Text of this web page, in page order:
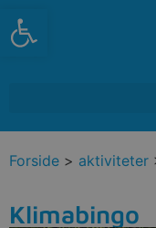
Open toolbar
Forside > aktiviteter
Klimabingo